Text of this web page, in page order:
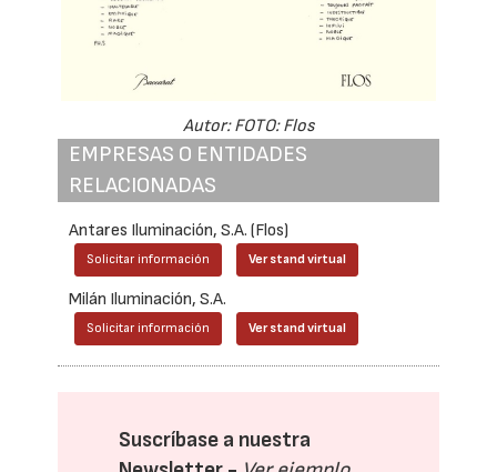
Autor: FOTO: Flos
EMPRESAS O ENTIDADES
RELACIONADAS
Antares Iluminación, S.A. (Flos)
Solicitar información Ver stand virtual
Milán Iluminación, S.A.
Solicitar información Ver stand virtual
Suscríbase a nuestra